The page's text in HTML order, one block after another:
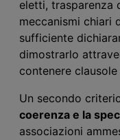
eletti, trasparenza
meccanismi chiari
sufficiente
dimostrarlo
contenere
Un secondo
coerenza e la
associazioni